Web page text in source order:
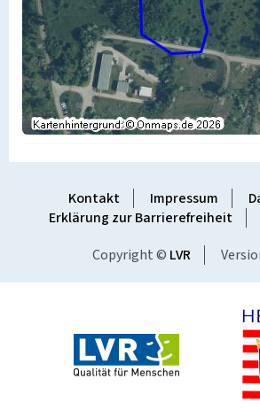
Kontakt Impressum
Erklärung zur Barrierefreiheit
Copyright © LVR